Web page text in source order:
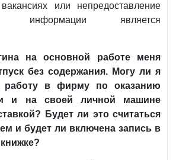
или непредоставление
информации является
на основной работе меня
без содержания. Могу ли я
работу в фирму по оказанию
и на своей личной машине
Будет ли это считаться
и будет ли включена запись в